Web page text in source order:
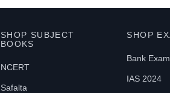
SHOP SUBJECT
BOOKS
NCERT
Safalta
SHOP
Bank Exam
IAS 2024